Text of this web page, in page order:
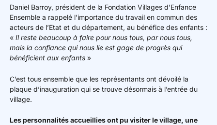
Daniel Barroy, président de la Fondation Villages d’Enfance
Ensemble a rappelé l’importance du travail en commun des
acteurs de l’Etat et du département, au bénéfice des enfants :
« Il reste beaucoup à faire pour nous tous, par nous tous,
mais la confiance qui nous lie est gage de progrès qui
bénéficient aux enfants »
C’est tous ensemble que les représentants ont dévoilé la
plaque d’inauguration qui se trouve désormais à l’entrée du
village.
Les personnalités accueillies ont pu visiter le village, une